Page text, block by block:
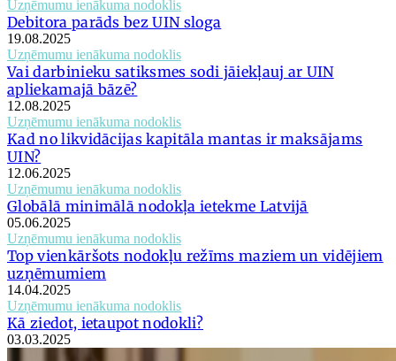
Uzņēmumu ienākuma nodoklis
Debitora parāds bez UIN sloga
19.08.2025
Uzņēmumu ienākuma nodoklis
Vai darbinieku satiksmes sodi jāiekļauj ar UIN
apliekamajā bāzē?
12.08.2025
Uzņēmumu ienākuma nodoklis
Kad no likvidācijas kapitāla mantas ir maksājams
UIN?
12.06.2025
Uzņēmumu ienākuma nodoklis
Globālā minimālā nodokļa ietekme Latvijā
05.06.2025
Uzņēmumu ienākuma nodoklis
Top vienkāršots nodokļu režīms maziem un vidējiem
uzņēmumiem
14.04.2025
Uzņēmumu ienākuma nodoklis
Kā ziedot, ietaupot nodokli?
03.03.2025